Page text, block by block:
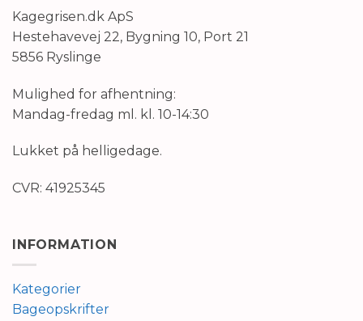
Kagegrisen.dk ApS
Hestehavevej 22, Bygning 10, Port 21
5856 Ryslinge
Mulighed for afhentning:
Mandag-fredag ml. kl. 10-14:30
Lukket på helligedage.
CVR: 41925345
INFORMATION
Kategorier
Bageopskrifter